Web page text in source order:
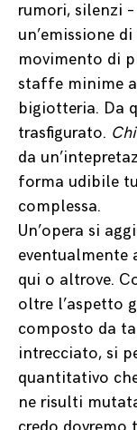
rumori, silenzi
un’emissione
movimento di
staffe minime
bigiotteria. Da
trasfigurato.
da
forma udibile
complessa.
Un’opera si
eventualmente
qui o altrove.
oltre l’aspetto
composto da
intrecciato, si
quantitativo
ne risulti